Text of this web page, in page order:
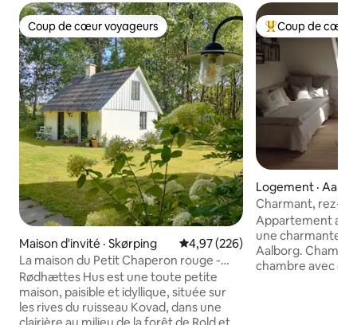
Coup de cœur voyageurs
Coup de cœur voyageurs
Maison d'invité · Skørping Note moyenne de 4,97 sur 5,
4,97 (226)
La maison du Petit Chaperon rouge -
cachée dans la forêt profonde et
silencieuse
Rødhættes Hus est une toute petite
maison, paisible et idyllique, située sur
les rives du ruisseau Kovad, dans une
Coup de cœur
Coup de cœur
Logement ·
Charmant, rez-
situé au centre
Appartement au
une charmante
Aalborg.
chambre avec